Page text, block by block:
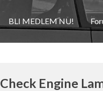
BLI MEDLEM NU!
Check Engine